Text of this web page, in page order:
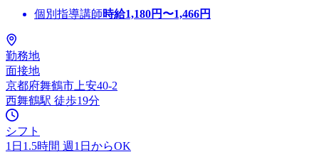
個別指導講師時給1,180円〜1,466円
勤務地
面接地
京都府舞鶴市上安40-2
西舞鶴駅 徒歩19分
シフト
1日1.5時間 週1日からOK